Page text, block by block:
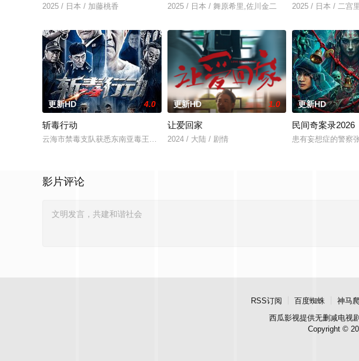
2025 / 日本 / 加藤桃香 2025 / 日本 / 舞原希里,佐川金二 2025 / 日本 / 二宫
更新HD 4.0
斩毒行动
云海市禁毒支队获悉东南亚毒王廖爷将携600余公斤毒品来云交易，火速成立“斩毒行动”专案
更新HD 1.0
让爱回家
2024 / 大陆 / 剧情
更新HD
民间奇案录2026
患有妄想症的警察
影片评论
RSS订阅 百度蜘蛛 神马
西瓜影视提供无删减电视
Copyright ©